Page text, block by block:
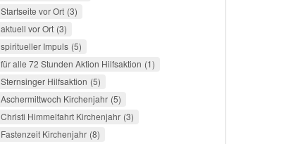
Startseite vor Ort 3
aktuell vor Ort 3
spiritueller Impuls 5
für alle 72 Stunden Aktion Hilfsaktion 1
Sternsinger Hilfsaktion 5
Aschermittwoch Kirchenjahr 5
Christi Himmelfahrt Kirchenjahr 3
Fastenzeit Kirchenjahr 8